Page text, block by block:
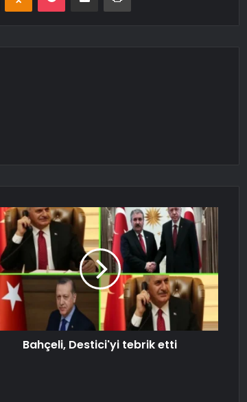
Bahçeli, Destici'yi tebrik etti